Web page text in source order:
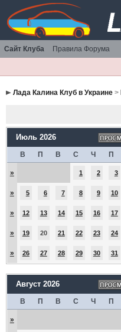
Сайт Клуба Правила Форума
Лада Калина Клуб в Украине>
Июль 2026
В П В С Ч П
» 1 2 3
» 5 6 7 8 9 10
» 12 13 14 15 16 17
» 19 20 21 22 23 24
» 26 27 28 29 30 31
Август 2026
В П В С Ч П
»